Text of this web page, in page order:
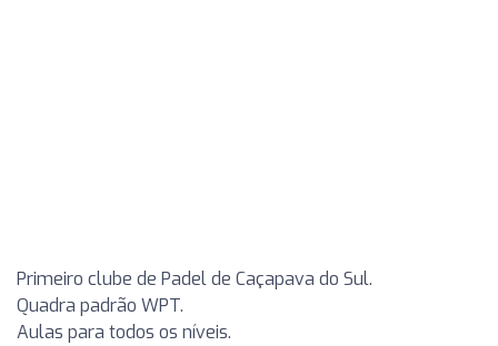
Primeiro clube de Padel de Caçapava do Sul.
Quadra padrão WPT.
Aulas para todos os níveis.